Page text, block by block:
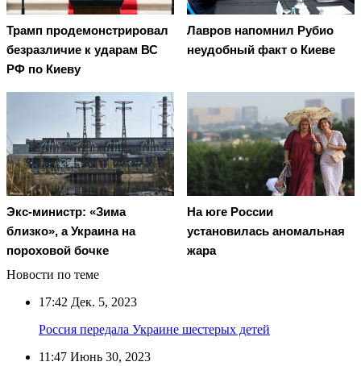
Трамп продемонстрировал
безразличие к ударам ВС
РФ по Киеву
Лавров напомнил Рубио
неудобный факт о Киеве
Экс-министр: «Зима
близко», а Украина на
пороховой бочке
На юге России
установилась аномальная
жара
Новости по теме
17:42 Дек. 5, 2023
Россия передала Украине шестерых детей
11:47 Июнь 30, 2023